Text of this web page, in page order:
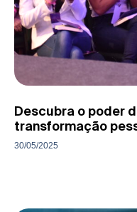
Descubra o poder
transformação
30/05/2025